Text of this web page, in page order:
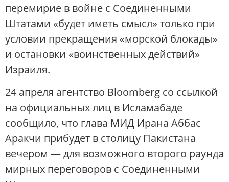
перемирие в войне с Соединенными
Штатами «будет иметь смысл» только при
условии прекращения «морской блокады»
и остановки «воинственных действий»
Израиля.
24 апреля агентство Bloomberg со ссылкой
на официальных лиц в Исламабаде
сообщило, что глава МИД Ирана Аббас
Аракчи прибудет в столицу Пакистана
вечером — для возможного второго раунда
мирных переговоров с Соединенными